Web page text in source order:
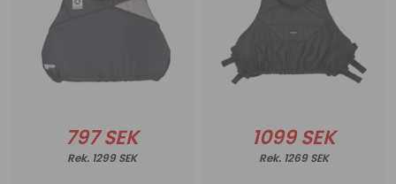
797 SEK
1299 SEK
1099 SEK
1269 SEK